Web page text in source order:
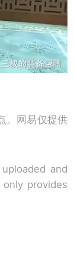
。网易仅提供
and
provides